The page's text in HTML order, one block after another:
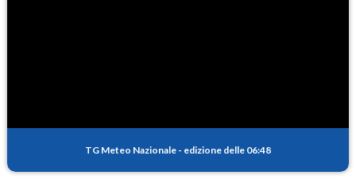
TG Meteo Nazionale - edizione delle 06:48